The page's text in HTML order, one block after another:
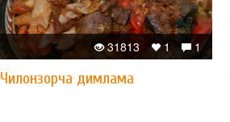
1
1
31813
Чилонзорча димлама